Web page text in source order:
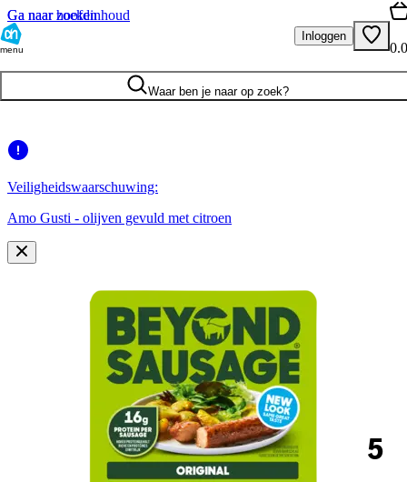
Ga naar hoofdinhoud
Ga naar zoeken
menu
Inloggen
Waar ben je naar op zoek?
Veiligheidswaarschuwing:
Amo Gusti - olijven gevuld met citroen
5